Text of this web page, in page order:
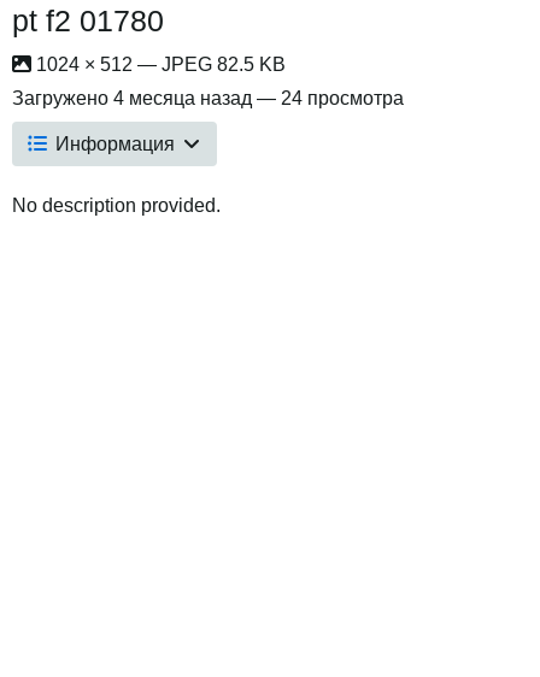
pt f2 01780
1024 × 512 — JPEG 82.5 KB
Загружено 4 месяца назад — 24 просмотра
Информация
No description provided.